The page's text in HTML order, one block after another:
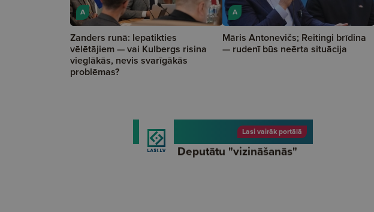
A
Zanders runā: Iepatikties
vēlētājiem — vai Kulbergs risina
vieglākās, nevis svarīgākās
problēmas?
A
Māris Antonevičs; Reitingi brīdina
— rudenī būs neērta situācija